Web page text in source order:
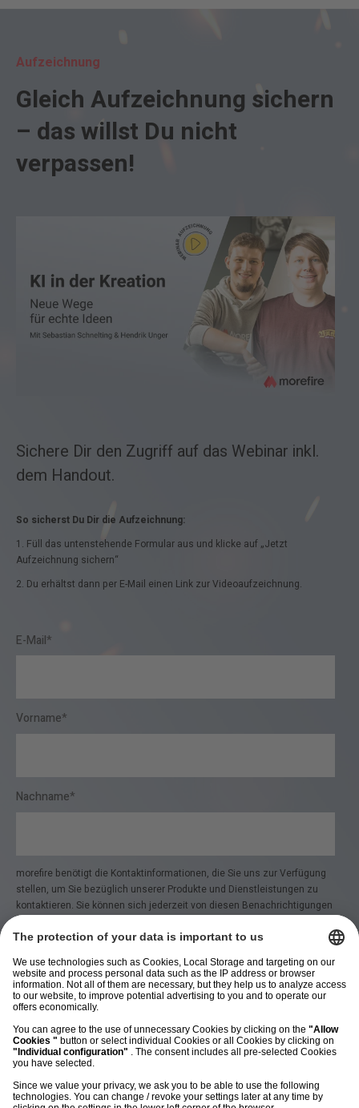
Aufzeichnung
Gleich Aufzeichnung sichern
– das willst Du nicht
verpassen!
Sichere Dir den Zugriff auf das Webinar inkl.
dem Handout.
So sicherst Du Dir die Aufzeichnung:
1. Füll das untenstehende Formular aus und klicke auf „Jetzt
Aufzeichnung sichern“
2. Du erhältst dann per E-Mail einen Link zur Videoaufzeichnung.
E-Mail*
Vorname*
Nachname*
morefire benötigt die Kontaktinformationen, die Sie uns zur Verfügung
stellen, um Sie bezüglich unserer Produkte und Dienstleistungen zu
kontaktieren. Sie können sich jederzeit von diesen Benachrichtigungen
abmelden. Informationen zum Abbestellen sowie unsere
Datenschutzpraktiken und unsere Verpflichtung zum Schutz Ihrer